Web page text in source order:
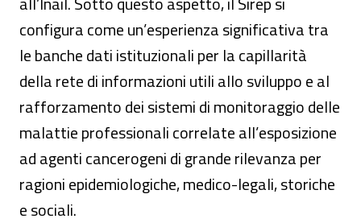
configura come un’esperienza significativa tra
le banche dati istituzionali per la capillarità
della rete di informazioni utili allo sviluppo e al
rafforzamento dei sistemi di monitoraggio delle
malattie professionali correlate all’esposizione
ad agenti cancerogeni di grande rilevanza per
ragioni epidemiologiche, medico-legali, storiche
e sociali.